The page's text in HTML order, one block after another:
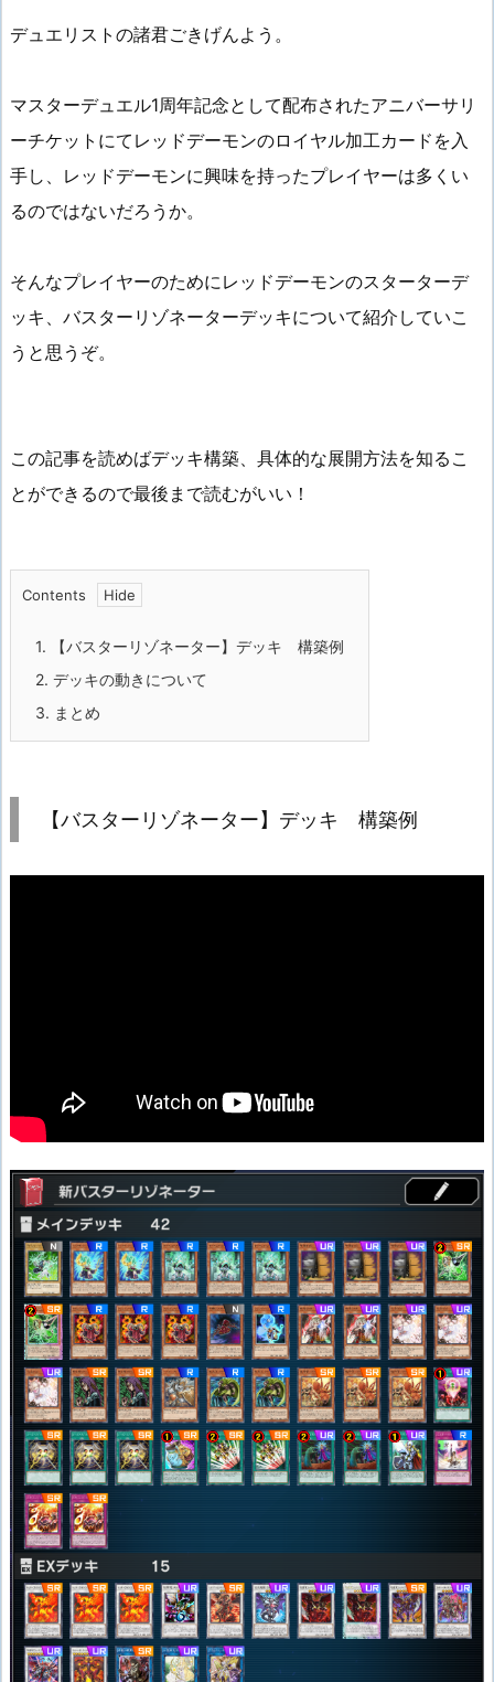
デュエリストの諸君ごきげんよう。
マスターデュエル1周年記念として配布されたアニバーサリ
ーチケットにてレッドデーモンのロイヤル加工カードを入
手し、レッドデーモンに興味を持ったプレイヤーは多くい
るのではないだろうか。
そんなプレイヤーのためにレッドデーモンのスターターデ
ッキ、バスターリゾネーターデッキについて紹介していこ
うと思うぞ。
この記事を読めばデッキ構築、具体的な展開方法を知るこ
とができるので最後まで読むがいい！
Contents
1. 【バスターリゾネーター】デッキ 構築例
2. デッキの動きについて
3. まとめ
【バスターリゾネーター】デッキ 構築例